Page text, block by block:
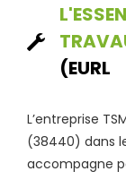
(EURL
L’entreprise
(38440) dans
accompagne